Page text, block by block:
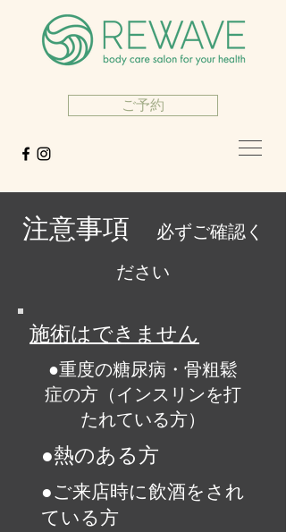
ご予約
注意事項
必ずご確認く
ださい
施術はできません
●重度の糖尿病・骨粗鬆
症の方（インスリンを打
たれている方）
​●熱のある方
​●ご来店時に飲酒をされ
ている方